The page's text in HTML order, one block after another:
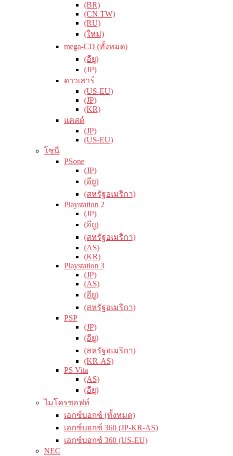
(BR)
(CN TW)
(RU)
(ใหม่)
mega-CD (ทั้งหมด)
(อียู)
(JP)
ดาวเสาร์
(US-EU)
(JP)
(KR)
แคสต์
(JP)
(US-EU)
โซนี่
PSone
(JP)
(อียู)
(สหรัฐอเมริกา)
Playstation 2
(JP)
(อียู)
(สหรัฐอเมริกา)
(AS)
(KR)
Playstation 3
(JP)
(AS)
(อียู)
(สหรัฐอเมริกา)
PSP
(JP)
(อียู)
(สหรัฐอเมริกา)
(KR-AS)
PS Vita
(AS)
(อียู)
ไมโครซอฟท์
เอกซ์บอกซ์ (ทั้งหมด)
เอกซ์บอกซ์ 360 (JP-KR-AS)
เอกซ์บอกซ์ 360 (US-EU)
NEC